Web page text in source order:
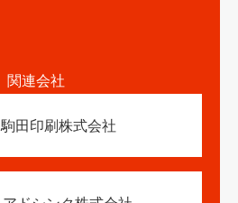
関連会社
駒田印刷株式会社